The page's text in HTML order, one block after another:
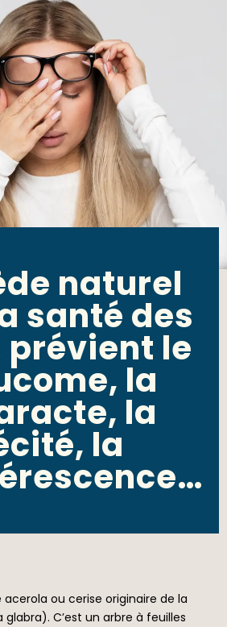
naturel
santé des
prévient le
la
la
la
ou cerise originaire de la
C’est un arbre à feuilles